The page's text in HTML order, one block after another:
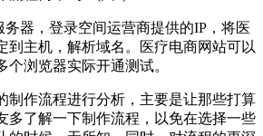
务器，登录空间运营商提供的IP，将医
到主机，解析域名。医疗电商网站可以
个浏览器实际开通测试。
制作流程进行分析，主要是让那些打算
多了解一下制作流程，以免在选择一些